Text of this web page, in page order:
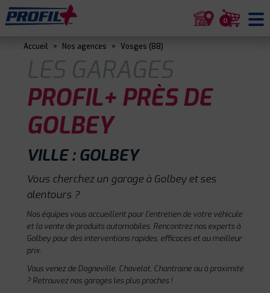
0
Accueil > Nos agences > Vosges (88)
LES GARAGES
PROFIL+ PRÈS DE
GOLBEY
VILLE : GOLBEY
Vous cherchez un garage à Golbey et ses
alentours ?
Nos équipes vous accueillent pour l'entretien de votre véhicule
et la vente de produits automobiles. Rencontrez nos experts à
Golbey pour des interventions rapides, efficaces et au meilleur
prix.
Vous venez de Dogneville, Chavelot, Chantraine ou à proximité
? Retrouvez nos garages les plus proches !